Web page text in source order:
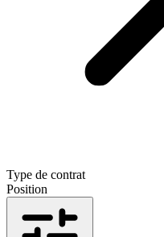
Type de contrat
Position